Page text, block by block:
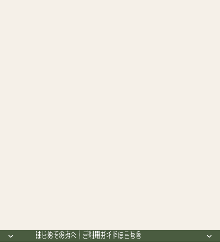
はじめての方へ｜ご利用ガイドはこちら
はじめての方へ｜ご利用ガイドはこちら